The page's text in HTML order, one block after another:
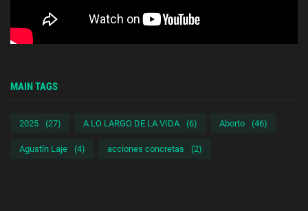
MAIN TAGS
2025 (27) A LO LARGO DE LA VIDA (6) Aborto (46)
Agustín Laje (4) acciones concretas (2)